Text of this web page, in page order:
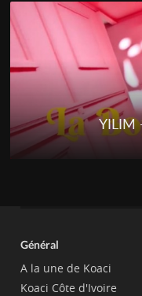
YILIM
Général
A la une de Koaci
Koaci Côte d'Ivoire